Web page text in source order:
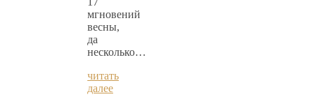
мгновений
весны,
да
несколько…
читать
далее